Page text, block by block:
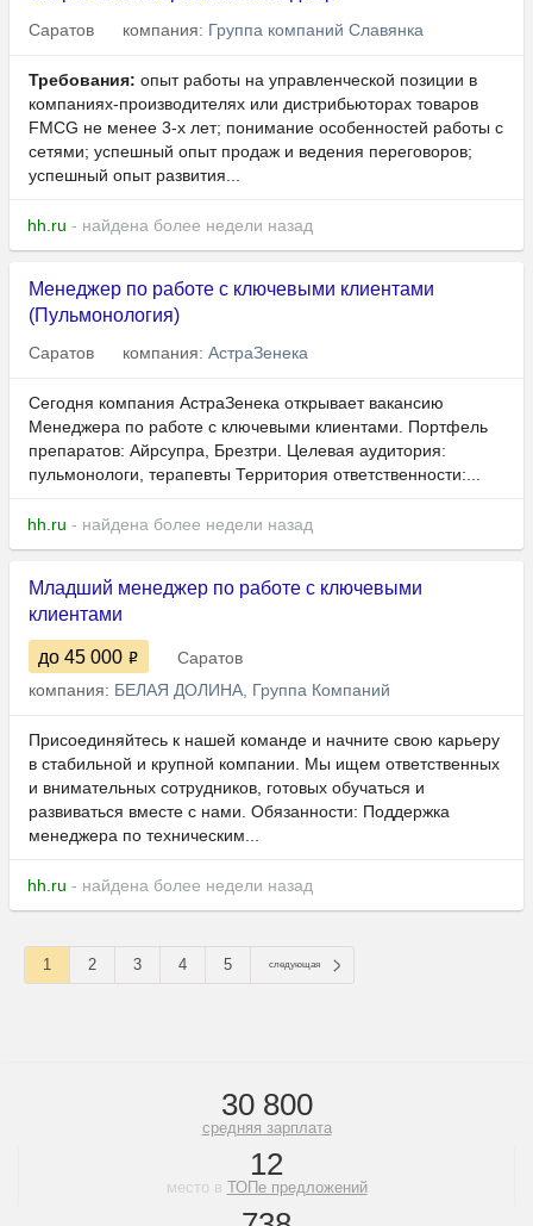
Саратов компания: Группа компаний Славянка
Требования: опыт работы на управленческой позиции в
компаниях-производителях или дистрибьюторах товаров
FMCG не менее 3-х лет; понимание особенностей работы с
сетями; успешный опыт продаж и ведения переговоров;
успешный опыт развития...
hh.ru - найдена более недели назад
Менеджер по работе с ключевыми клиентами
(Пульмонология)
Саратов компания: АстраЗенека
Сегодня компания АстраЗенека открывает вакансию
Менеджера по работе с ключевыми клиентами. Портфель
препаратов: Айрсупра, Брезтри. Целевая аудитория:
пульмонологи, терапевты Территория ответственности:...
hh.ru - найдена более недели назад
Младший менеджер по работе с ключевыми
клиентами
до 45 000
Саратов
компания: БЕЛАЯ ДОЛИНА, Группа Компаний
Присоединяйтесь к нашей команде и начните свою карьеру
в стабильной и крупной компании. Мы ищем ответственных
и внимательных сотрудников, готовых обучаться и
развиваться вместе с нами. Обязанности: Поддержка
менеджера по техническим...
hh.ru - найдена более недели назад
1 2 3 4 5 следующая
30 800
средняя зарплата
12
место в ТОПе предложений